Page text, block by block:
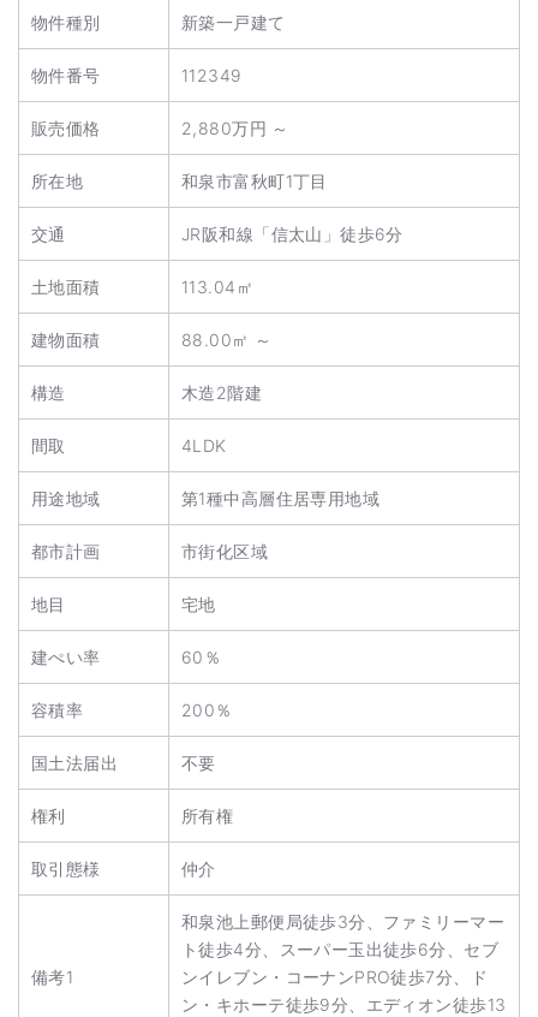
物件種別 新築一戸建て
物件番号 112349
販売価格 2,880万円 ～
所在地 和泉市富秋町1丁目
交通 JR阪和線「信太山」徒歩6分
土地面積 113.04㎡
建物面積 88.00㎡ ～
構造 木造2階建
間取 4LDK
用途地域 第1種中高層住居専用地域
都市計画 市街化区域
地目 宅地
建ぺい率 60％
容積率 200％
国土法届出 不要
権利 所有権
取引態様 仲介
備考1
和泉池上郵便局徒歩3分、ファミリーマー
ト徒歩4分、スーパー玉出徒歩6分、セブ
ンイレブン・コーナンPRO徒歩7分、ド
ン・キホーテ徒歩9分、エディオン徒歩13